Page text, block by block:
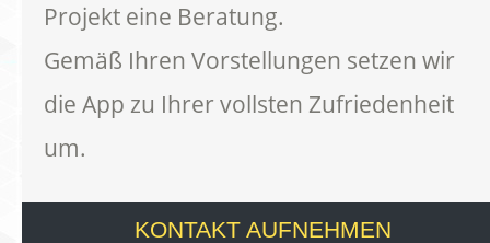
Projekt eine Beratung.
Gemäß Ihren Vorstellungen setzen wir
die App zu Ihrer vollsten Zufriedenheit
um.
KONTAKT AUFNEHMEN